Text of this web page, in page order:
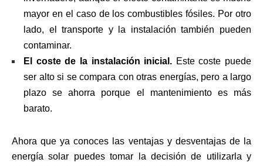
mayor en el caso de los combustibles fósiles. Por otro
lado, el transporte y la instalación también pueden
contaminar.
El coste de la instalación inicial. Este coste puede
ser alto si se compara con otras energías, pero a largo
plazo se ahorra porque el mantenimiento es más
barato.
Ahora que ya conoces las ventajas y desventajas de la
energía solar puedes tomar la decisión de utilizarla y